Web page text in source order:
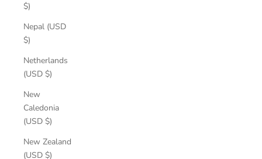
$)
Nepal (USD
$)
Netherlands
(USD $)
New
Caledonia
(USD $)
New Zealand
(USD $)